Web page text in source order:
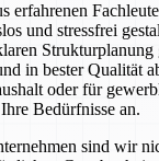
erfahrenen
und stressfrei
Strukturplanung
in bester Qualität
oder für
Bedürfnisse an.
sind wir